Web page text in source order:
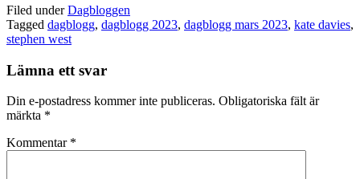
Filed underDagbloggen
Tagged dagblogg, dagblogg 2023, dagblogg mars 2023, kate davies,
stephen west
Lämna ett svar
Din e-postadress kommer inte publiceras. Obligatoriska fält är
märkta *
Kommentar *